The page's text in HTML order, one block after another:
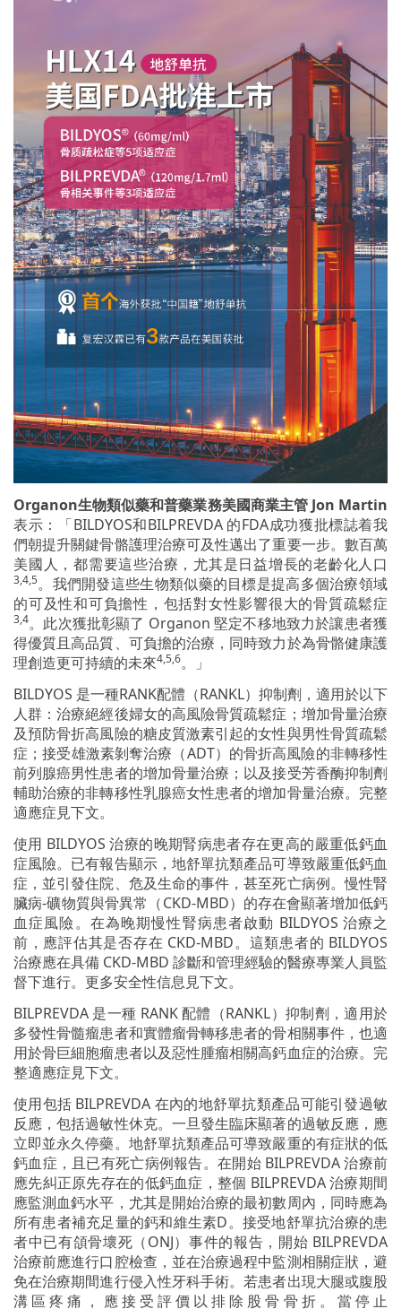
Organon生物類似藥和普藥業務美國商業主管 Jon Martin
表示：「BILDYOS和BILPREVDA 的FDA成功獲批標誌着我
們朝提升關鍵骨骼護理治療可及性邁出了重要一步。數百萬
美國人，都需要這些治療，尤其是日益增長的老齡化人口
3,4,5。我們開發這些生物類似藥的目標是提高多個治療領域
的可及性和可負擔性，包括對女性影響很大的骨質疏鬆症
3,4。此次獲批彰顯了 Organon 堅定不移地致力於讓患者獲
得優質且高品質、可負擔的治療，同時致力於為骨骼健康護
理創造更可持續的未來4,5,6。」
BILDYOS 是一種RANK配體（RANKL）抑制劑，適用於以下
人群：治療絕經後婦女的高風險骨質疏鬆症；增加骨量治療
及預防骨折高風險的糖皮質激素引起的女性與男性骨質疏鬆
症；接受雄激素剝奪治療（ADT）的骨折高風險的非轉移性
前列腺癌男性患者的增加骨量治療；以及接受芳香酶抑制劑
輔助治療的非轉移性乳腺癌女性患者的增加骨量治療。完整
適應症見下文。
使用 BILDYOS 治療的晚期腎病患者存在更高的嚴重低鈣血
症風險。已有報告顯示，地舒單抗類產品可導致嚴重低鈣血
症，並引發住院、危及生命的事件，甚至死亡病例。慢性腎
臟病-礦物質與骨異常（CKD-MBD）的存在會顯著增加低鈣
血症風險。在為晚期慢性腎病患者啟動 BILDYOS 治療之
前，應評估其是否存在 CKD-MBD。這類患者的 BILDYOS
治療應在具備 CKD-MBD 診斷和管理經驗的醫療專業人員監
督下進行。更多安全性信息見下文。
BILPREVDA 是一種 RANK 配體（RANKL）抑制劑，適用於
多發性骨髓瘤患者和實體瘤骨轉移患者的骨相關事件，也適
用於骨巨細胞瘤患者以及惡性腫瘤相關高鈣血症的治療。完
整適應症見下文。
使用包括 BILPREVDA 在內的地舒單抗類產品可能引發過敏
反應，包括過敏性休克。一旦發生臨床顯著的過敏反應，應
立即並永久停藥。地舒單抗類產品可導致嚴重的有症狀的低
鈣血症，且已有死亡病例報告。在開始 BILPREVDA 治療前
應先糾正原先存在的低鈣血症，整個 BILPREVDA 治療期間
應監測血鈣水平，尤其是開始治療的最初數周內，同時應為
所有患者補充足量的鈣和維生素D。接受地舒單抗治療的患
者中已有頜骨壞死（ONJ）事件的報告，開始 BILPREVDA
治療前應進行口腔檢查，並在治療過程中監測相關症狀，避
免在治療期間進行侵入性牙科手術。若患者出現大腿或腹股
溝區疼痛，應接受評價以排除股骨骨折。當停止